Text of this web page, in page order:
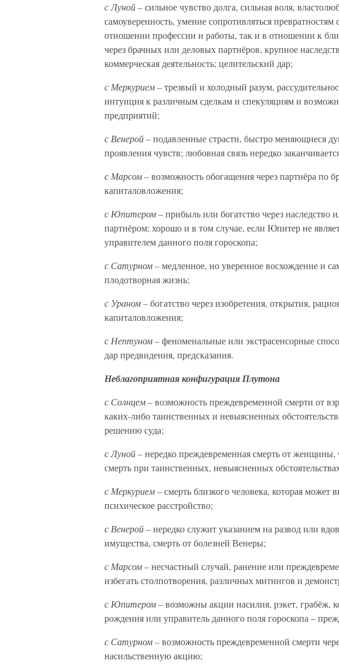
с Луной –сильное чувство долга, сильная воля,
самоуверенность, умение сопротивляться превратностям
отношении профессии и работы, так и в отношении к
через брачных или деловых партнёров, крупное
коммерческая деятельность; целительский дар;
с Меркурием –трезвый и холодный разум,
интуиция к различным сделкам и спекуляциям и
предприятий;
с Венерой –подавленные страсти, быстро меняющиеся
проявления чувств; любовная связь нередко
с Марсом –возможность обогащения через партнёра по
капиталовложения;
с Юпитером –прибыль или богатство через наследство
партнёром; хорошо и в том случае, если Юпитер не
управителем данного поля гороскопа;
с Сатурном –медленное, но уверенное восхождение и
плодотворная жизнь;
с Ураном –богатство через изобретения, открытия,
капиталовложения;
с Нептуном –феноменальные или экстрасенсорные
дар предвидения, предсказания.
Неблагоприятная конфигурация Плутона
с Солнцем –возможность преждевременной смерти от
каких-либо таинственных и невыясненных
решению суда;
с Луной –нередко преждевременная смерть от
смерть при таинственных, невыясненных
с Меркурием –смерть близкого человека, которая может
психическое расстройство;
с Венерой –нередко служит указанием на развод или
имущества, смерть от болезней Венеры;
с Марсом –несчастный случай, ранение или
избегать столпотворения, различных митингов и
с Юпитером –возможны акции насилия, рэкет, грабёж,
рождения или управитель данного поля гороскопа –
с Сатурном –возможность преждевременной смерти
насильственную акцию;